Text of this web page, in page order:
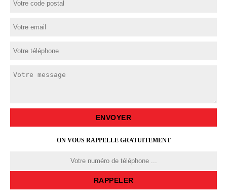
ON VOUS RAPPELLE GRATUITEMENT